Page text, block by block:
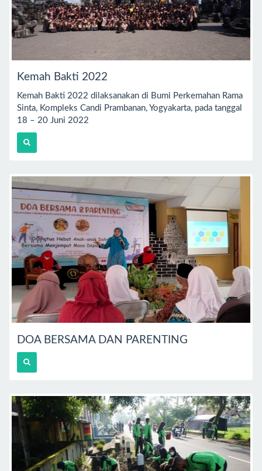
Kemah Bakti 2022
Kemah Bakti 2022 dilaksanakan di Bumi Perkemahan Rama
Sinta, Kompleks Candi Prambanan, Yogyakarta, pada tanggal
18 – 20 Juni 2022
DOA BERSAMA DAN PARENTING